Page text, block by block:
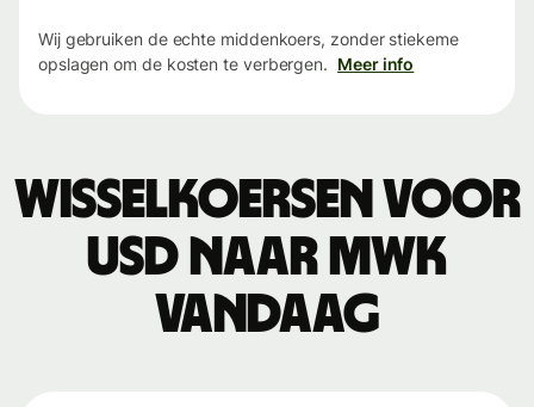
Wij gebruiken de echte middenkoers, zonder stiekeme
opslagen om de kosten te verbergen. Meer info
Wisselkoersen voor
USD naar MWK
vandaag